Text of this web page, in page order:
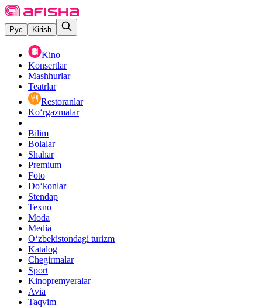
Рус Kirish
Kino
Konsertlar
Mashhurlar
Teatrlar
Restoranlar
Ko‘rgazmalar
Bilim
Bolalar
Shahar
Premium
Foto
Do‘konlar
Stendap
Texno
Moda
Media
O‘zbekistondagi turizm
Katalog
Chegirmalar
Sport
Kinopremyeralar
Avia
Taqvim